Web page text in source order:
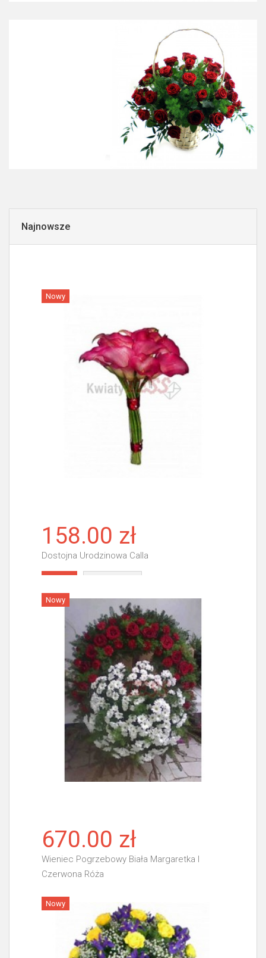
Najnowsze
Nowy
158.00 zł
Dostojna Urodzinowa Calla
Nowy
670.00 zł
Wieniec Pogrzebowy Biała Margaretka I
Czerwona Róża
Więcej
Nowy